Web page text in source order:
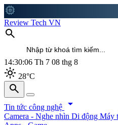
memory
Review Tech VN
search
14:30:08 Th 7 08 thg 8
light_mode 28°C
search
search
Tin tức công nghệ arrow_drop_down
Camera - Nghe nhìn Di động Máy